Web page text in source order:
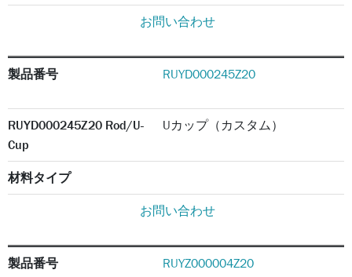
お問い合わせ
製品番号 RUYD000245Z20
RUYD000245Z20 Rod/U-
Cup
Uカップ（カスタム）
材料タイプ
お問い合わせ
製品番号 RUYZ000004Z20